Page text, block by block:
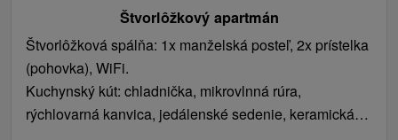
Štvorlôžkový apartmán
Štvorlôžková spálňa: 1x manželská posteľ, 2x prístelka
(pohovka), WiFi.
Kuchynský kút: chladnička, mikrovlnná rúra,
rýchlovarná kanvica, jedálenské sedenie, keramická